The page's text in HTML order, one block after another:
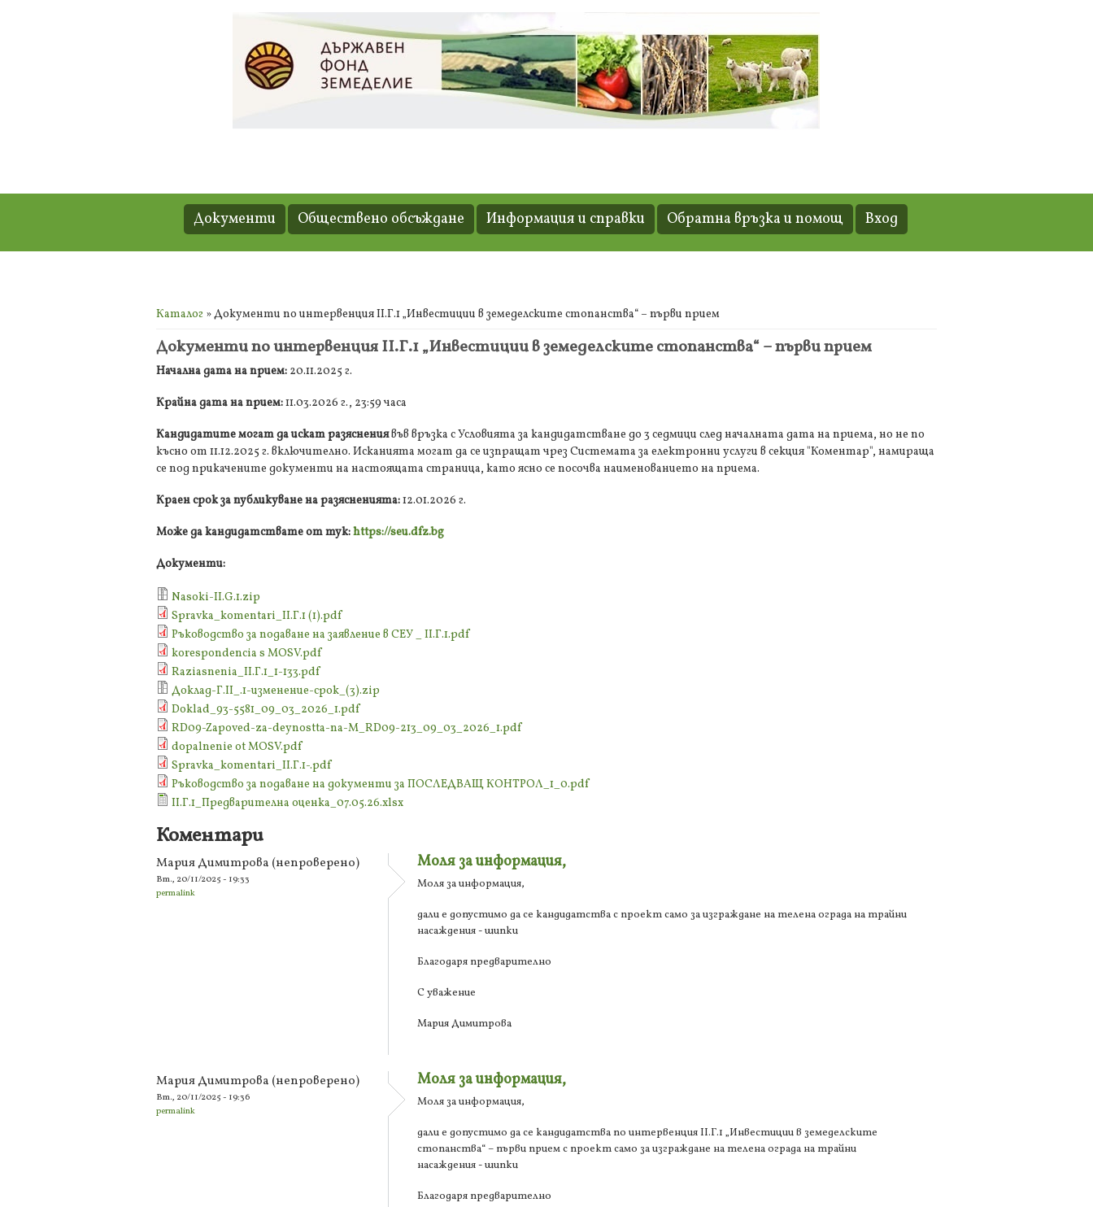
Документи Обществено обсъждане Информация и справки Обратна връзка и помощ Вход
Вие сте тук
Каталог » Документи по интервенция ІІ.Г.1 „Инвестиции в земеделските стопанства“ – първи прием
Документи по интервенция ІІ.Г.1 „Инвестиции в земеделските стопанства“ – първи прием
Начална дата на прием: 20.11.2025 г.
Крайна дата на прием:11.03.2026 г., 23:59 часа
Кандидатите могат да искат разяснениявъв връзка с Условията за кандидатстване до 3 седмици след началната дата на приема, но не по
късно от 11.12.2025 г. включително. Исканията могат да се изпращат чрез Системата за електронни услуги в секция "Коментар", намираща
се под прикачените документи на настоящата страница, като ясно се посочва наименованието на приема.
Краен срок за публикуване на разясненията:12.01.2026 г.
Може да кандидатствате от тук:https://seu.dfz.bg
Документи:
Nasoki-ІІ.G.1.zip
Spravka_komentari_II.Г.1 (1).pdf
Ръководство за подаване на заявление в СЕУ _ II.Г.1.pdf
korespondencia s MOSV.pdf
Raziasnenia_ІІ.Г.1_1-133.pdf
Доклад-Г.II_.1-изменение-срок_(3).zip
Doklad_93-5581_09_03_2026_1.pdf
RD09-Zapoved-za-deynostta-na-M_RD09-213_09_03_2026_1.pdf
dopalnenie ot MOSV.pdf
Spravka_komentari_II.Г.1-.pdf
Ръководство за подаване на документи за ПОСЛЕДВАЩ КОНТРОЛ_1_0.pdf
II.Г.1_Предварителна оценка_07.05.26.xlsx
Коментари
Мария Димитрова (непроверено)
Вт., 20/11/2025 - 19:33
permalink
Моля за информация,
Моля за информация,
дали е допустимо да се кандидатства с проект само за изграждане на телена ограда на трайни
насаждения - шипки
Благодаря предварително
С уважение
Мария Димитрова
Мария Димитрова (непроверено)
Вт., 20/11/2025 - 19:36
permalink
Моля за информация,
Моля за информация,
дали е допустимо да се кандидатства по интервенция ІІ.Г.1 „Инвестиции в земеделските
стопанства“ – първи прием с проект само за изграждане на телена ограда на трайни
насаждения - шипки
Благодаря предварително